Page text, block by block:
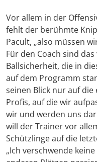
Vor allem in der
fehlt der berühmte
Pacult, „also müssen
Für den Coach sind
Ballsicherheit, die in
auf dem Programm
seinen Blick nur auf die
Profis, auf die wir
wir und werden uns
will der Trainer vor
Schützlinge auf die
„Ich verschwende